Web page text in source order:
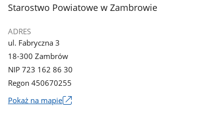
stopka
Starostwo Powiatowe w Zambrowie
ADRES
ul. Fabryczna 3
18-300 Zambrów
NIP 723 162 86 30
Regon 450670255
Pokaż na mapieLink